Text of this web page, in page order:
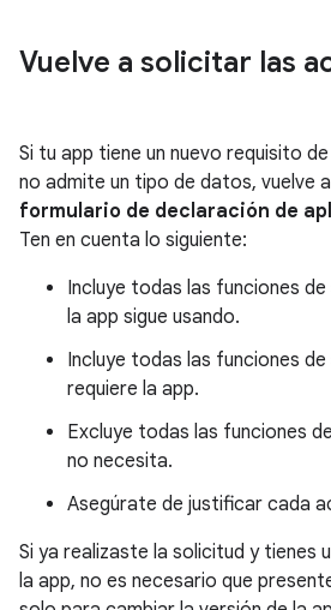
Vuelve a solicitar las
Si tu app tiene un nuevo requisito
no admite un tipo de datos, vuelve
formulario de declaración de
Ten en cuenta lo siguiente:
Incluye todas las funciones
la app sigue usando.
Incluye todas las funciones de
requiere la app.
Excluye todas las funciones
no necesita.
Asegúrate de justificar cada
Si ya realizaste la solicitud y tienes
la app, no es necesario que